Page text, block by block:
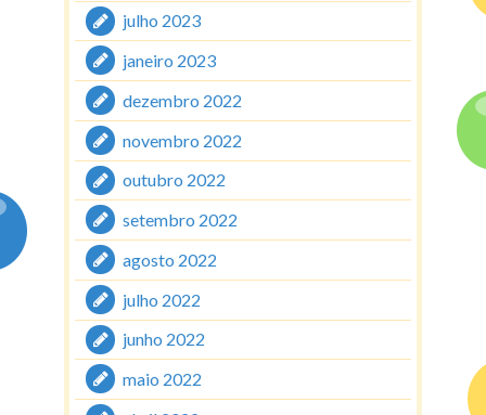
julho 2023
janeiro 2023
dezembro 2022
novembro 2022
outubro 2022
setembro 2022
agosto 2022
julho 2022
junho 2022
maio 2022